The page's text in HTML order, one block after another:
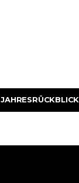
JAHRESRÜCKBLICK